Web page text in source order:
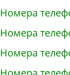
Номера
Номера
Номера